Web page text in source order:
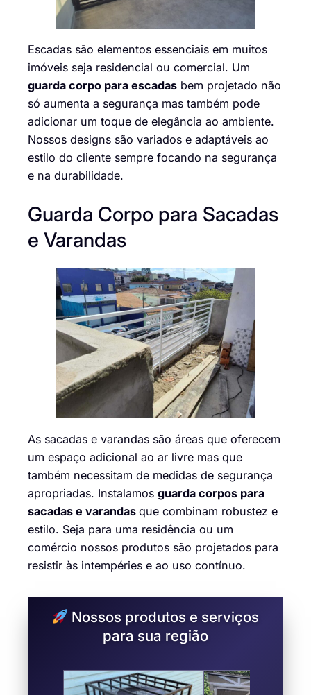
Escadas são elementos essenciais em muitos
imóveis seja residencial ou comercial. Um
guarda corpo para escadas bem projetado não
só aumenta a segurança mas também pode
adicionar um toque de elegância ao ambiente.
Nossos designs são variados e adaptáveis ao
estilo do cliente sempre focando na segurança
e na durabilidade.
Guarda Corpo para Sacadas
e Varandas
As sacadas e varandas são áreas que oferecem
um espaço adicional ao ar livre mas que
também necessitam de medidas de segurança
apropriadas. Instalamos guarda corpos para
sacadas e varandas que combinam robustez e
estilo. Seja para uma residência ou um
comércio nossos produtos são projetados para
resistir às intempéries e ao uso contínuo.
Nossos produtos e serviços
para sua região